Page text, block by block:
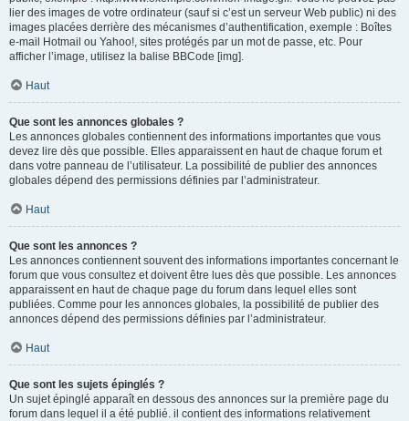
lier des images de votre ordinateur (sauf si c’est un serveur Web public) ni des
images placées derrière des mécanismes d’authentification, exemple : Boîtes
e-mail Hotmail ou Yahoo!, sites protégés par un mot de passe, etc. Pour
afficher l’image, utilisez la balise BBCode [img].
Haut
Que sont les annonces globales ?
Les annonces globales contiennent des informations importantes que vous
devez lire dès que possible. Elles apparaissent en haut de chaque forum et
dans votre panneau de l’utilisateur. La possibilité de publier des annonces
globales dépend des permissions définies par l’administrateur.
Haut
Que sont les annonces ?
Les annonces contiennent souvent des informations importantes concernant le
forum que vous consultez et doivent être lues dès que possible. Les annonces
apparaissent en haut de chaque page du forum dans lequel elles sont
publiées. Comme pour les annonces globales, la possibilité de publier des
annonces dépend des permissions définies par l’administrateur.
Haut
Que sont les sujets épinglés ?
Un sujet épinglé apparaît en dessous des annonces sur la première page du
forum dans lequel il a été publié. il contient des informations relativement